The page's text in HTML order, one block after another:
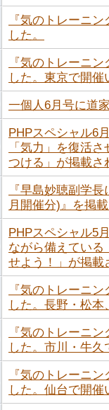
『気のトレーニ
した。
『気のトレーニ
した。東京で開催
一個人6月号に道
PHPスペシャル6
「気力」を復活
つける」が掲載さ
『早島妙聴副学
月開催分)』を掲
PHPスペシャル5
ながら備えている
せよう！」が掲載
『気のトレーニ
した。長野・松
『気のトレーニ
した。市川・牛
『気のトレーニ
した。仙台で開催